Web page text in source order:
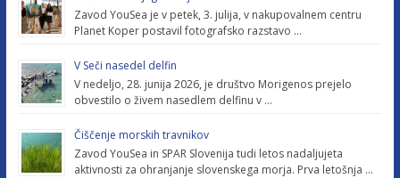
Zavod YouSea je v petek, 3. julija, v nakupovalnem centru
Planet Koper postavil fotografsko razstavo …
V Seči nasedel delfin
V nedeljo, 28. junija 2026, je društvo Morigenos prejelo
obvestilo o živem nasedlem delfinu v …
Čiščenje morskih travnikov
Zavod YouSea in SPAR Slovenija tudi letos nadaljujeta
aktivnosti za ohranjanje slovenskega morja. Prva letošnja …